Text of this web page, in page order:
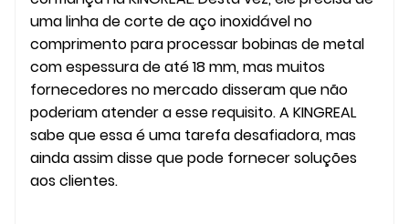
uma linha de corte de aço inoxidável no
comprimento para processar bobinas de metal
com espessura de até 18 mm, mas muitos
fornecedores no mercado disseram que não
poderiam atender a esse requisito. A KINGREAL
sabe que essa é uma tarefa desafiadora, mas
ainda assim disse que pode fornecer soluções
aos clientes.